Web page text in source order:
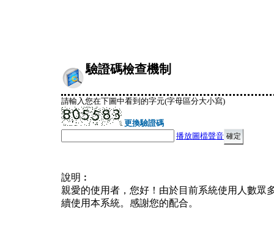
驗證碼檢查機制
請輸入您在下圖中看到的字元(字母區分大小寫)
更換驗證碼
播放圖檔聲音
說明︰
親愛的使用者，您好！由於目前系統使用人數眾
續使用本系統。感謝您的配合。